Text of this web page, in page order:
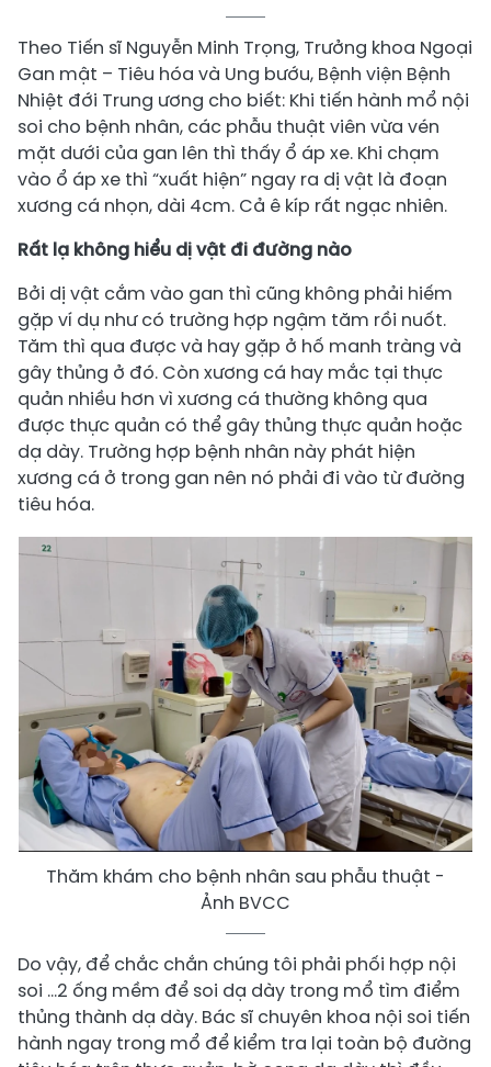
Theo Tiến sĩ Nguyễn Minh Trọng, Trưởng khoa Ngoại
Gan mật – Tiêu hóa và Ung bướu, Bệnh viện Bệnh
Nhiệt đới Trung ương cho biết: Khi tiến hành mổ nội
soi cho bệnh nhân, các phẫu thuật viên vừa vén
mặt dưới của gan lên thì thấy ổ áp xe. Khi chạm
vào ổ áp xe thì “xuất hiện” ngay ra dị vật là đoạn
xương cá nhọn, dài 4cm. Cả ê kíp rất ngạc nhiên.
Rất lạ không hiểu dị vật đi đường nào
Bởi dị vật cắm vào gan thì cũng không phải hiếm
gặp ví dụ như có trường hợp ngậm tăm rồi nuốt.
Tăm thì qua được và hay gặp ở hố manh tràng và
gây thủng ở đó. Còn xương cá hay mắc tại thực
quản nhiều hơn vì xương cá thường không qua
được thực quản có thể gây thủng thực quản hoặc
dạ dày. Trường hợp bệnh nhân này phát hiện
xương cá ở trong gan nên nó phải đi vào từ đường
tiêu hóa.
Thăm khám cho bệnh nhân sau phẫu thuật -
Ảnh BVCC
Do vậy, để chắc chắn chúng tôi phải phối hợp nội
soi …2 ống mềm để soi dạ dày trong mổ tìm điểm
thủng thành dạ dày. Bác sĩ chuyên khoa nội soi tiến
hành ngay trong mổ để kiểm tra lại toàn bộ đường